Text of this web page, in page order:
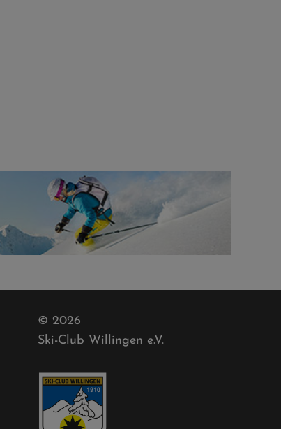
© 2026
Ski-Club Willingen e.V.